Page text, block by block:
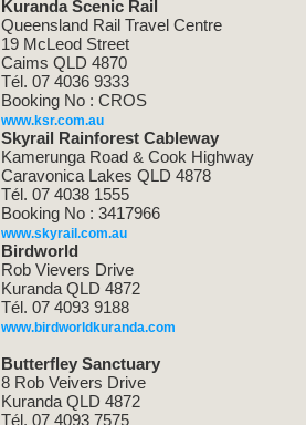
Kuranda Scenic Rail
Queensland Rail Travel Centre
19 McLeod Street
Caims QLD 4870
Tél. 07 4036 9333
Booking No : CROS
www.ksr.com.au
Skyrail Rainforest Cableway
Kamerunga Road & Cook Highway
Caravonica Lakes QLD 4878
Tél. 07 4038 1555
Booking No : 3417966
www.skyrail.com.au
Birdworld
Rob Vievers Drive
Kuranda QLD 4872
Tél. 07 4093 9188
www.birdworldkuranda.com
Butterfley Sanctuary
8 Rob Veivers Drive
Kuranda QLD 4872
Tél. 07 4093 7575